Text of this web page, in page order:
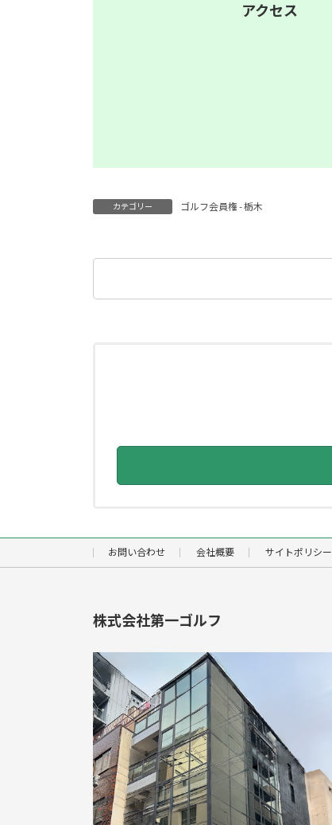
アクセス
カテゴリー ゴルフ会員権 - 栃木
お問い合わせ 会社概要 サイトポリシー
株式会社第一ゴルフ